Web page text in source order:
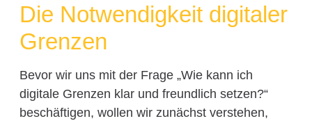
Die Notwendigkeit digitaler
Grenzen
Bevor wir uns mit der Frage „Wie kann ich
digitale Grenzen klar und freundlich setzen?“
beschäftigen, wollen wir zunächst verstehen,